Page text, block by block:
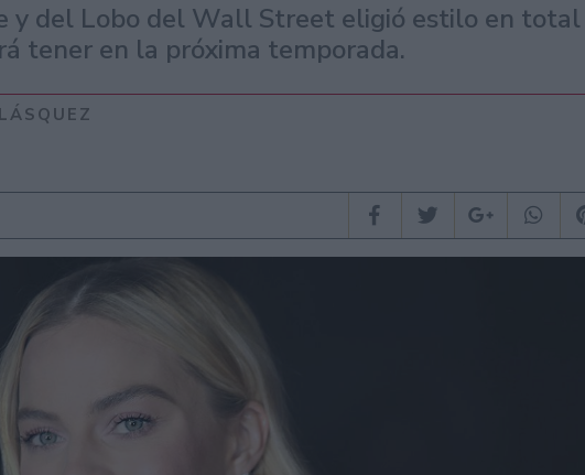
y del Lobo del Wall Street eligió estilo en total
tener en la próxima temporada.